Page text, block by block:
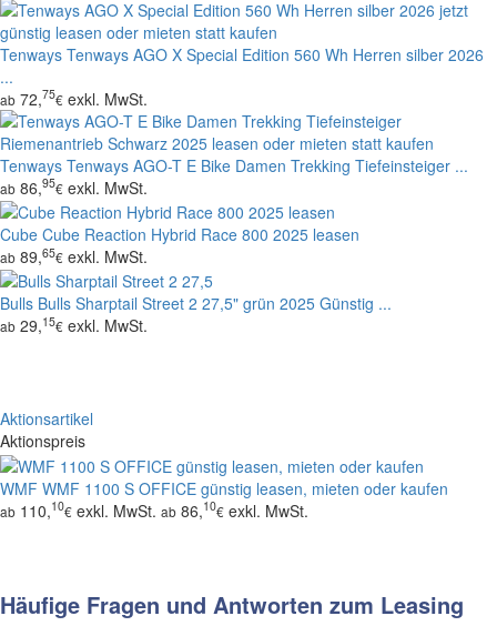
Tenways Tenways AGO X Special Edition 560 Wh Herren silber 2026
...
ab 72,75€ exkl. MwSt.
Tenways Tenways AGO-T E Bike Damen Trekking Tiefeinsteiger ...
ab 86,95€ exkl. MwSt.
Cube Cube Reaction Hybrid Race 800 2025 leasen
ab 89,65€ exkl. MwSt.
Bulls Bulls Sharptail Street 2 27,5" grün 2025 Günstig ...
ab 29,15€ exkl. MwSt.
Aktionsartikel
Aktionspreis
WMF WMF 1100 S OFFICE günstig leasen, mieten oder kaufen
ab 110,10€ exkl. MwSt. ab 86,10€ exkl. MwSt.
Häufige Fragen und Antworten zum Leasing